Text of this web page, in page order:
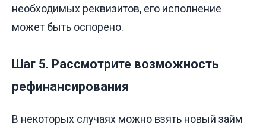
необходимых реквизитов, его исполнение
может быть оспорено.
Шаг 5. Рассмотрите возможность
рефинансирования
В некоторых случаях можно взять новый займ